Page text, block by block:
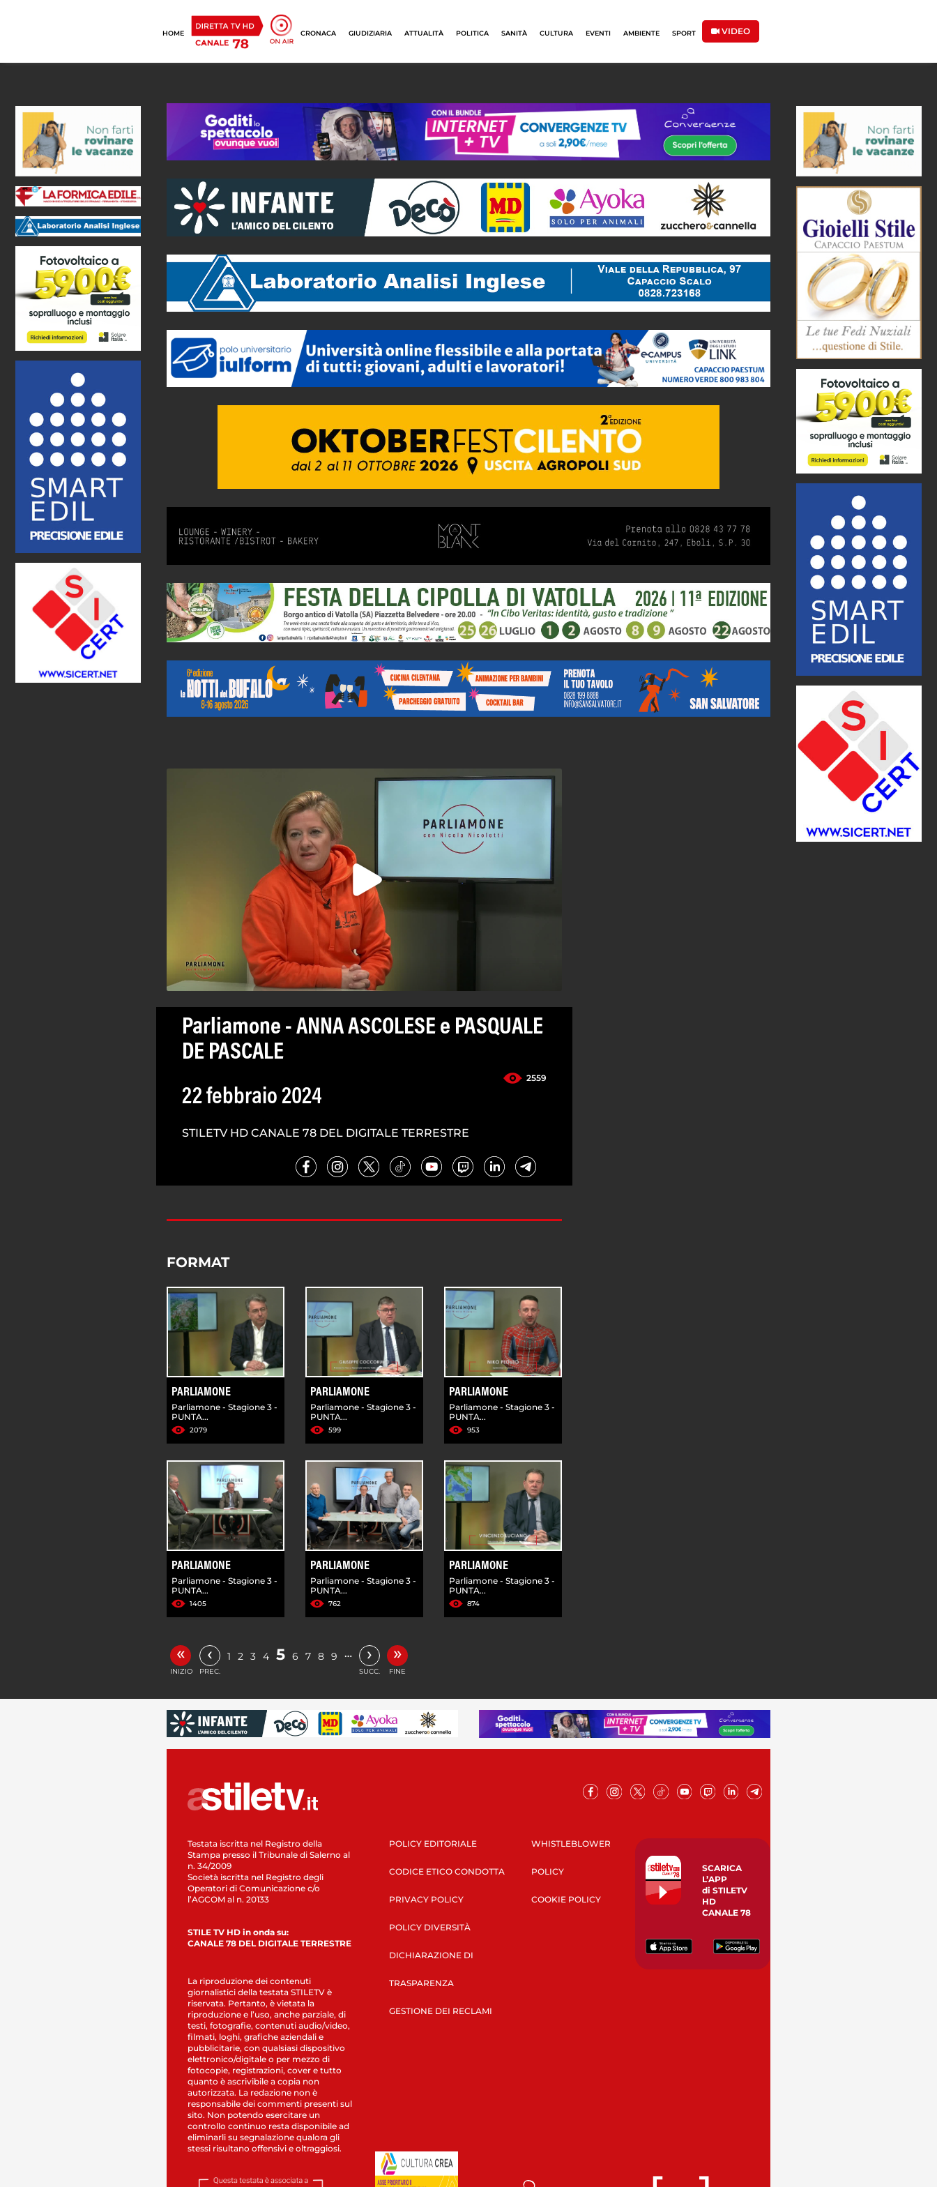
HOME CRONACA GIUDIZIARIA ATTUALITÀ POLITICA SANITÀ CULTURA EVENTI AMBIENTE SPORT VIDEO
Parliamone - ANNA ASCOLESE e PASQUALE
DE PASCALE
2559
22 febbraio 2024
STILETV HD CANALE 78 DEL DIGITALE TERRESTRE
FORMAT
PARLIAMONE
Parliamone - Stagione 3 -
PUNTA...
2079
PARLIAMONE
Parliamone - Stagione 3 -
PUNTA...
599
PARLIAMONE
Parliamone - Stagione 3 -
PUNTA...
953
PARLIAMONE
Parliamone - Stagione 3 -
PUNTA...
1405
PARLIAMONE
Parliamone - Stagione 3 -
PUNTA...
762
PARLIAMONE
Parliamone - Stagione 3 -
PUNTA...
874
«
INIZIO
‹
PREC.
1 2 3 4 5 6 7 8 9 … ›
SUCC.
»
FINE
Testata iscritta nel Registro della
Stampa presso il Tribunale di Salerno al
n. 34/2009
Società iscritta nel Registro degli
Operatori di Comunicazione c/o
l’AGCOM al n. 20133
STILE TV HD in onda su:
CANALE 78 DEL DIGITALE TERRESTRE
La riproduzione dei contenuti
giornalistici della testata STILETV è
riservata. Pertanto, è vietata la
riproduzione e l’uso, anche parziale, di
testi, fotografie, contenuti audio/video,
filmati, loghi, grafiche aziendali e
pubblicitarie, con qualsiasi dispositivo
elettronico/digitale o per mezzo di
fotocopie, registrazioni, cover e tutto
quanto è ascrivibile a copia non
autorizzata. La redazione non è
responsabile dei commenti presenti sul
sito. Non potendo esercitare un
controllo continuo resta disponibile ad
eliminarli su segnalazione qualora gli
stessi risultano offensivi e oltraggiosi.
POLICY EDITORIALE
CODICE ETICO CONDOTTA
PRIVACY POLICY
POLICY DIVERSITÀ
DICHIARAZIONE DI
TRASPARENZA
GESTIONE DEI RECLAMI
WHISTLEBLOWER
POLICY
COOKIE POLICY
SCARICA
L’APP
di STILETV
HD
CANALE 78